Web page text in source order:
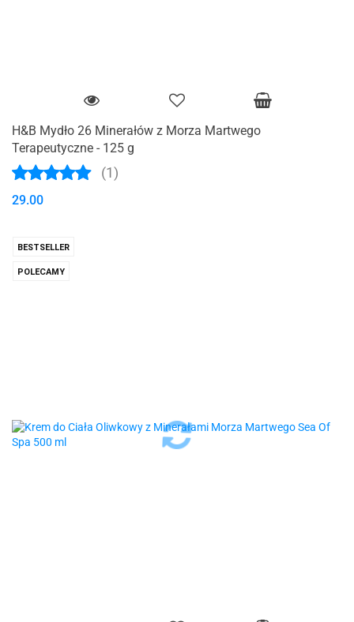
H&B Mydło 26 Minerałów z Morza Martwego
Terapeutyczne - 125 g
(1)
29.00
BESTSELLER
POLECAMY